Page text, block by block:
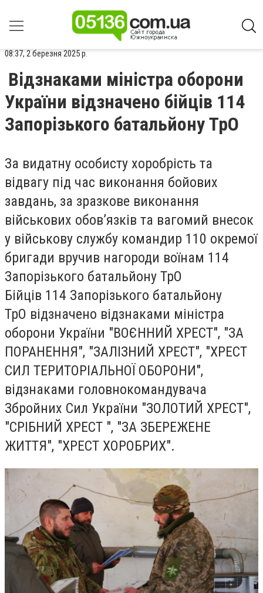
08:37, 2 березня 2025 р.
Відзнаками міністра оборони
України відзначено бійців 114
Запорізького батальйону ТрО
За видатну особисту хоробрість та
відвагу під час виконання бойових
завдань, за зразкове виконання
військових обов’язків та вагомий внесок
у військову службу командир 110 окремої
бригади вручив нагороди воїнам 114
Запорізького батальйону ТрО
Бійців 114 Запорізького батальйону
ТрО відзначено відзнаками міністра
оборони України "ВОЄННИЙ ХРЕСТ", "ЗА
ПОРАНЕННЯ", "ЗАЛІЗНИЙ ХРЕСТ", "ХРЕСТ
СИЛ ТЕРИТОРІАЛЬНОЇ ОБОРОНИ",
відзнаками головнокомандувача
Збройних Сил України "ЗОЛОТИЙ ХРЕСТ",
"СРІБНИЙ ХРЕСТ ", "ЗА ЗБЕРЕЖЕНЕ
ЖИТТЯ", "ХРЕСТ ХОРОБРИХ".